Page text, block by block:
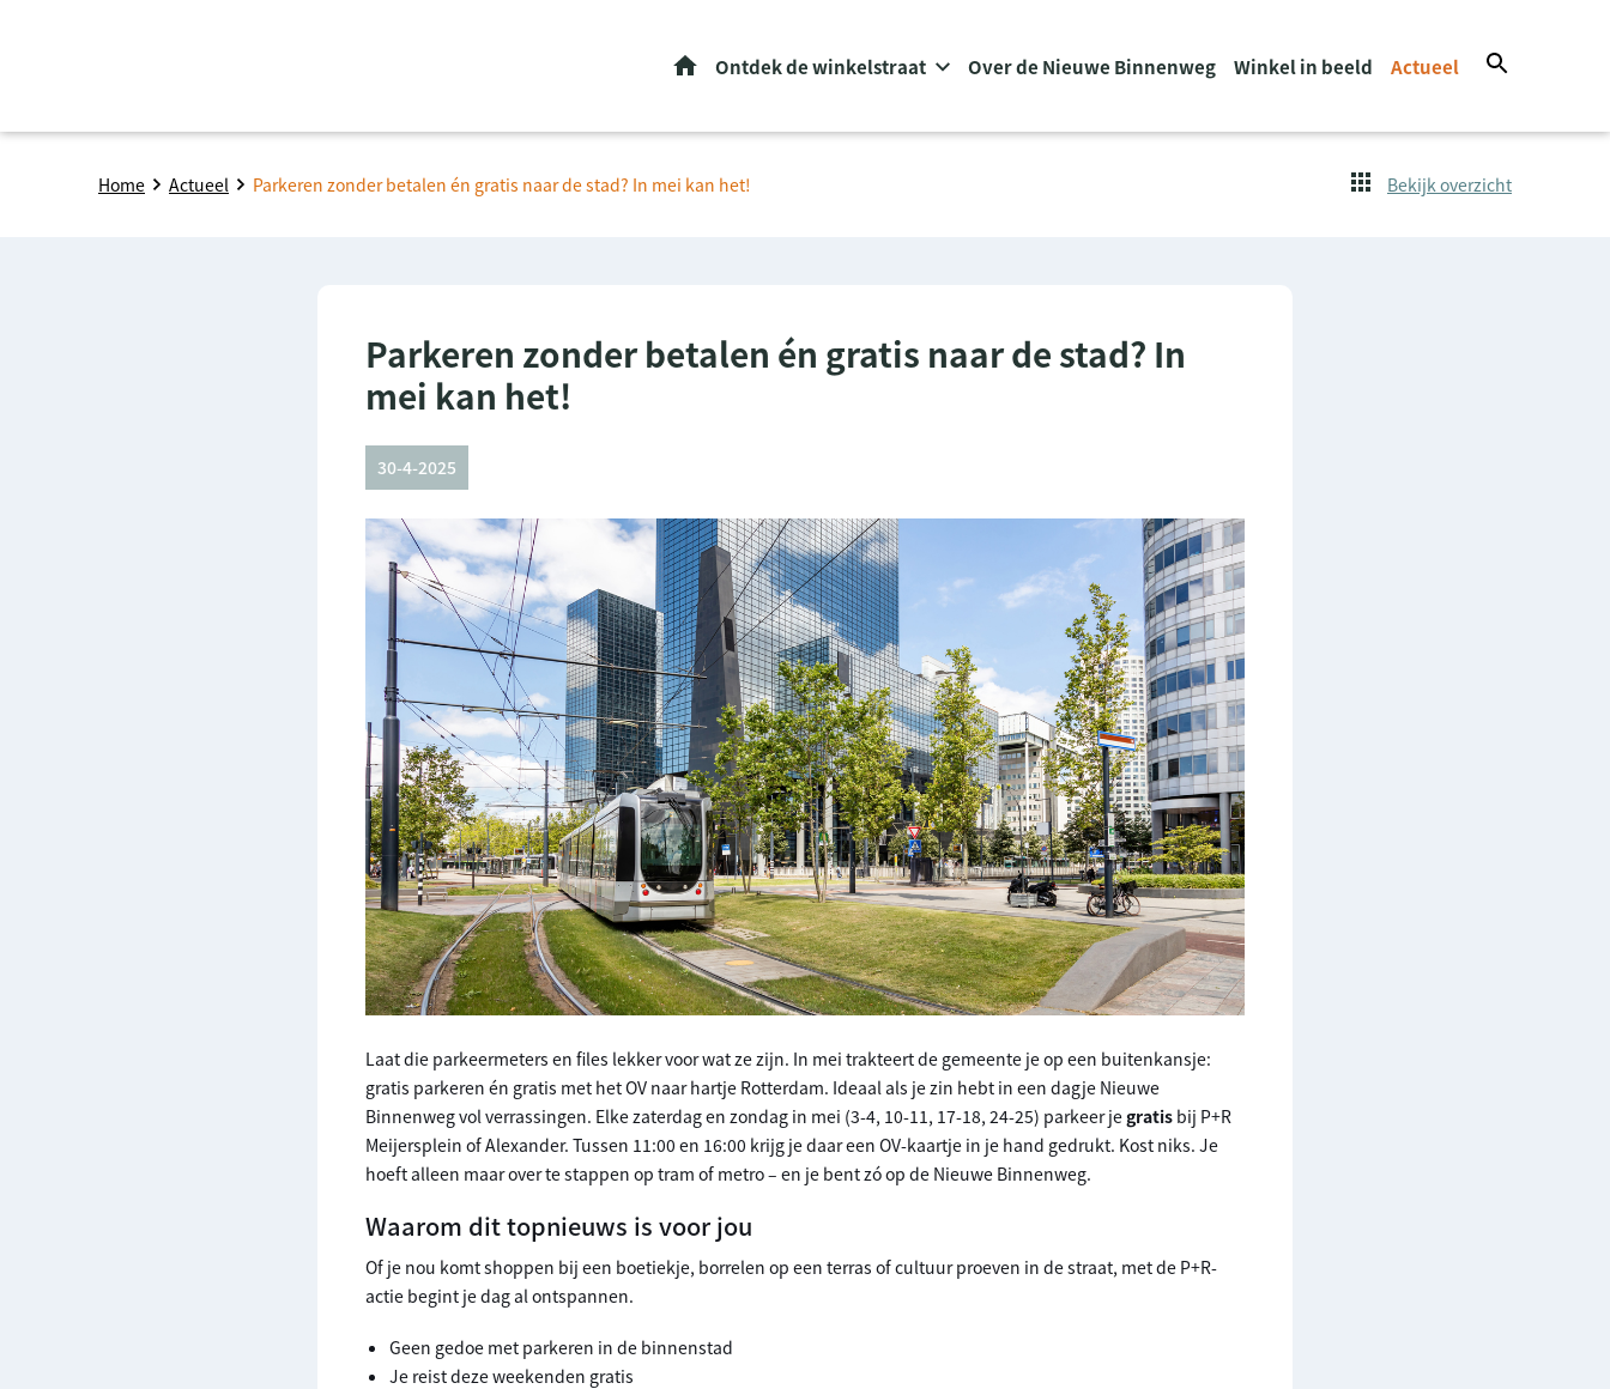
HomeOntdek de winkelstraat Over de Nieuwe Binnenweg Winkel in beeld Actueel
Home Actueel Parkeren zonder betalen én gratis naar de stad? In mei kan het! Bekijk overzicht
Parkeren zonder betalen én gratis naar de stad? In
mei kan het!
30-4-2025
Laat die parkeermeters en files lekker voor wat ze zijn. In mei trakteert de gemeente je op een buitenkansje:
gratis parkeren én gratis met het OV naar hartje Rotterdam. Ideaal als je zin hebt in een dagje Nieuwe
Binnenweg vol verrassingen. Elke zaterdag en zondag in mei (3-4, 10-11, 17-18, 24-25) parkeer jegratis bij P+R
Meijersplein of Alexander. Tussen 11:00 en 16:00 krijg je daar een OV-kaartje in je hand gedrukt. Kost niks. Je
hoeft alleen maar over te stappen op tram of metro – en je bent zó op de Nieuwe Binnenweg.
Waarom dit topnieuws is voor jou
Of je nou komt shoppen bij een boetiekje, borrelen op een terras of cultuur proeven in de straat, met de P+R-
actie begint je dag al ontspannen.
Geen gedoe met parkeren in de binnenstad
Je reist deze weekenden gratis